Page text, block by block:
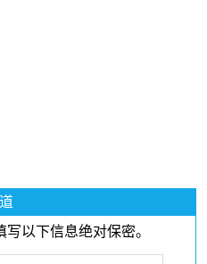
以下信息绝对保密。